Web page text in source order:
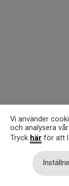
Vi använder
och analysera
Tryck här för att